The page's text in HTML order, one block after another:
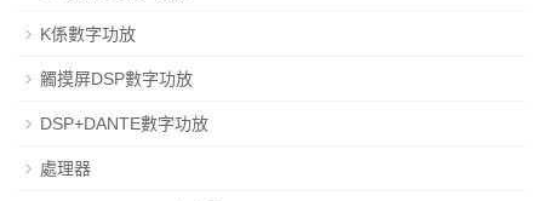
K係數字功放
觸摸屏DSP數字功放
DSP+DANTE數字功放
處理器